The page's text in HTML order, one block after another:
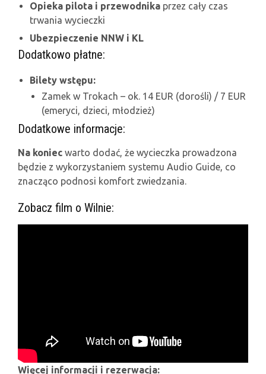
Opieka pilota i przewodnika przez cały czas
trwania wycieczki
Ubezpieczenie NNW i KL
Dodatkowo płatne:
Bilety wstępu:
Zamek w Trokach – ok. 14 EUR (dorośli) / 7 EUR
(emeryci, dzieci, młodzież)
Dodatkowe informacje:
Na koniec warto dodać, że wycieczka prowadzona
będzie z wykorzystaniem systemu Audio Guide, co
znacząco podnosi komfort zwiedzania.
Zobacz film o Wilnie:
Więcej informacji i rezerwacja: